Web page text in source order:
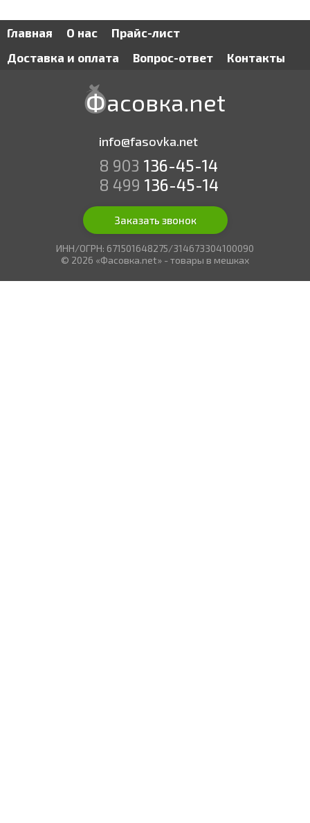
Главная О нас
Прайс-лист
Доставка и оплата
Вопрос-ответ Контакты
Фасовка.net
info@fasovka.net
8 903 136-45-14
8 499 136-45-14
Заказать звонок
ИНН/ОГРН: 671501648275/314673304100090
© 2026 «Фасовка.net» - товары в мешках